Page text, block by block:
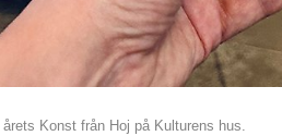
Konst från Hoj på Kulturens hus.